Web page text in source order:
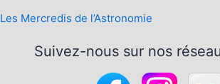
Les Mercredis de l’Astronomie
Suivez-nous sur nos